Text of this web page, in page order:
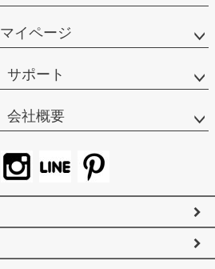
マイページ
サポート
会社概要